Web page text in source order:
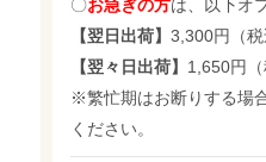
〇お急ぎの方は、以下オ
【翌日出荷】3,300円（税
【翌々日出荷】 1,650円（
※繁忙期はお断りする場
ください。